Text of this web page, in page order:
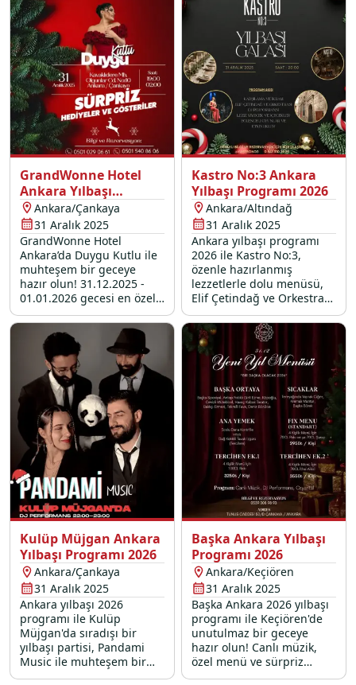
GrandWonne Hotel
Ankara Yılbaşı
Programı 2026
Ankara/Çankaya
31 Aralık 2025
GrandWonne Hotel
Ankara’da Duygu Kutlu ile
muhteşem bir geceye
hazır olun! 31.12.2025 -
01.01.2026 gecesi en özel
yılbaşı konserleri,
eğlenceli yılbaşı etkinlikleri
ve sürprizlerle dolu yılbaşı
mekanları arasında
Çankaya'da fark
yaratıyoruz.
Kastro No:3 Ankara
Yılbaşı Programı 2026
Ankara/Altındağ
31 Aralık 2025
Ankara yılbaşı programı
2026 ile Kastro No:3,
özenle hazırlanmış
lezzetlerle dolu menüsü,
Elif Çetindağ ve Orkestrası
canlı performans ve DJ
partisi ile 31 Aralık 2025
gecesini bambaşka bir
deneyime dönüştürüyor.
Kulüp Müjgan Ankara
Yılbaşı Programı 2026
Ankara/Çankaya
31 Aralık 2025
Ankara yılbaşı 2026
programı ile Kulüp
Müjgan'da sıradışı bir
yılbaşı partisi, Pandami
Music ile muhteşem bir
sahne performansı ve
Başka Ankara Yılbaşı
Programı 2026
Ankara/Keçiören
31 Aralık 2025
Başka Ankara 2026 yılbaşı
programı ile Keçiören'de
unutulmaz bir geceye
hazır olun! Canlı müzik,
özel menü ve sürpriz
eğlencelerle yeni yıla